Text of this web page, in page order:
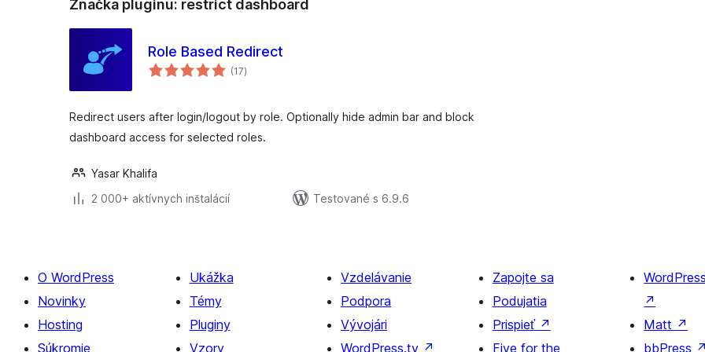
Značka pluginu: restrict dashboard
Role Based Redirect
(17celkové
hodnotenie
)
Redirect users after login/logout by role. Optionally hide admin bar and block
dashboard access for selected roles.
Yasar Khalifa
2 000+ aktívnych inštalácií
Testované s 6.9.6
O WordPress
Novinky
Hosting
Súkromie
Ukážka
Témy
Pluginy
Vzory
Vzdelávanie
Podpora
Vývojári
WordPress.tv ↗
Zapojte sa
Podujatia
Prispieť ↗
Five for the
↗
Matt ↗
bbPress ↗